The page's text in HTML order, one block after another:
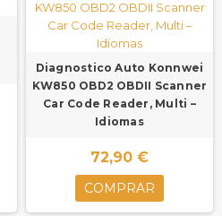
Diagnostico Auto Konnwei
KW850 OBD2 OBDII Scanner
Car Code Reader, Multi –
Idiomas
72,90 €
COMPRAR